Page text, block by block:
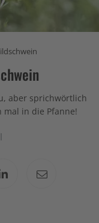
aber sprichwörtlich
mal in die Pfanne!